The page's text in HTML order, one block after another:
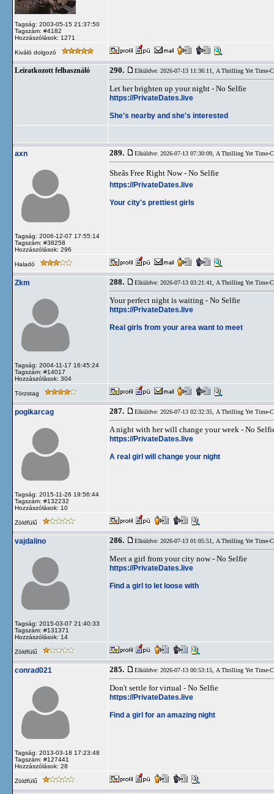
Tagság: 2003-05-15 21:37:50
Tagszám: #4182
Hozzászólások: 1271
Kiváló dolgozó
Leíratkozott felhasználó 290. Elküldve: 2026-07-13 11:36:11, A Thrilling Yet Time-
Let her brighten up your night - No Selfie
https://PrivateDates.live
She's nearby and she's interested
axn
Tagság: 2006-12-07 17:55:14
Tagszám: #38258
Hozzászólások: 296
289. Elküldve: 2026-07-13 07:30:09, A Thrilling Yet Time-
Sheâs Free Right Now - No Selfie
https://PrivateDates.live
Your city's prettiest girls
Haladó
Zkm
Tagság: 2004-11-17 16:45:24
Tagszám: #14017
Hozzászólások: 304
288. Elküldve: 2026-07-13 03:21:41, A Thrilling Yet Time-
Your perfect night is waiting - No Selfie
https://PrivateDates.live
Real girls from your area want to meet
Törzstag
pogikarcag
Tagság: 2015-11-26 19:56:44
Tagszám: #132232
Hozzászólások: 10
287. Elküldve: 2026-07-13 02:32:35, A Thrilling Yet Time-
A night with her will change your week - No
https://PrivateDates.live
A real girl will change your night
Zöldfülű
vajdalino
Tagság: 2015-03-07 21:40:33
Tagszám: #131371
Hozzászólások: 14
286. Elküldve: 2026-07-13 01:05:51, A Thrilling Yet Time-
Meet a girl from your city now - No Selfie
https://PrivateDates.live
Find a girl to let loose with
Zöldfülű
conrad021
Tagság: 2013-03-18 17:23:48
Tagszám: #127441
Hozzászólások: 28
285. Elküldve: 2026-07-13 00:53:15, A Thrilling Yet Time-
Don't settle for virtual - No Selfie
https://PrivateDates.live
Find a girl for an amazing night
Zöldfülű